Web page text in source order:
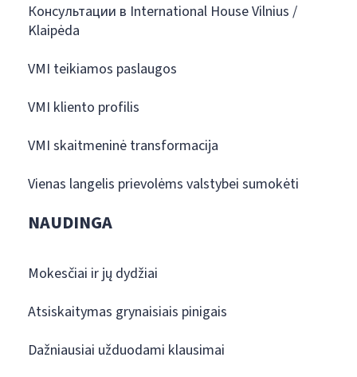
Консультации в International House Vilnius /
Klaipėda
VMI teikiamos paslaugos
VMI kliento profilis
VMI skaitmeninė transformacija
Vienas langelis prievolėms valstybei sumokėti
NAUDINGA
Mokesčiai ir jų dydžiai
Atsiskaitymas grynaisiais pinigais
Dažniausiai užduodami klausimai